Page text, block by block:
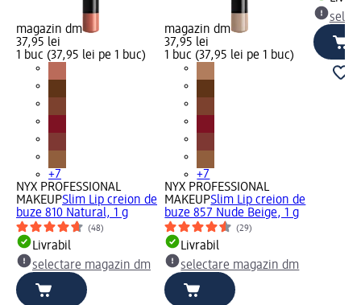
magazin dm
37,95 lei
1 buc (37,95 lei pe 1 buc)
+7
NYX PROFESSIONAL
MAKEUPSlim Lip creion de
buze 810 Natural, 1 g
(48)
Livrabil
selectare magazin dm
magazin dm
37,95 lei
1 buc (37,95 lei pe 1 buc)
+7
NYX PROFESSIONAL
MAKEUPSlim Lip creion de
buze 857 Nude Beige, 1 g
(29)
Livrabil
selectare magazin dm